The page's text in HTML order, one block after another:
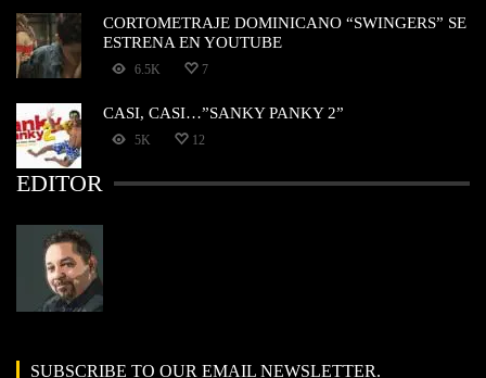
CORTOMETRAJE DOMINICANO “SWINGERS” SE
ESTRENA EN YOUTUBE
6.5K 7
CASI, CASI…”SANKY PANKY 2”
5K 12
EDITOR
SUBSCRIBE TO OUR EMAIL NEWSLETTER.